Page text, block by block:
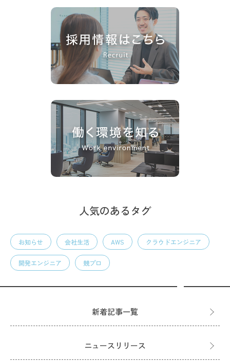
人気のあるタグ
お知らせ 会社生活 AWS クラウドエンジニア
開発エンジニア 競プロ
新着記事一覧
ニュースリリース